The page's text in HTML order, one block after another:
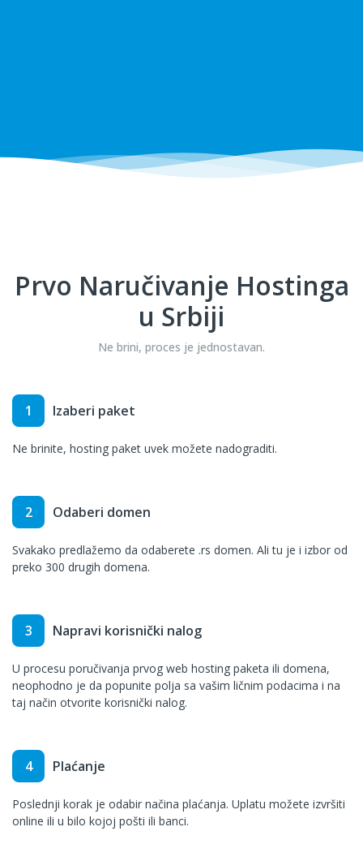
Prvo Naručivanje Hostinga
u Srbiji
Ne brini, proces je jednostavan.
1 Izaberi paket
Ne brinite, hosting paket uvek možete nadograditi.
2 Odaberi domen
Svakako predlažemo da odaberete .rs domen. Ali tu je i izbor od
preko 300 drugih domena.
3 Napravi korisnički nalog
U procesu poručivanja prvog web hosting paketa ili domena,
neophodno je da popunite polja sa vašim ličnim podacima i na
taj način otvorite korisnički nalog.
4 Plaćanje
Poslednji korak je odabir načina plaćanja. Uplatu možete izvršiti
online ili u bilo kojoj pošti ili banci.